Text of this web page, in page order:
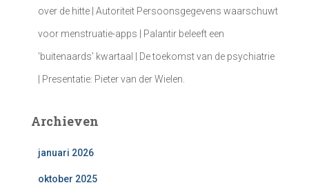
over de hitte | Autoriteit Persoonsgegevens waarschuwt
voor menstruatie-apps | Palantir beleeft een
'buitenaards' kwartaal | De toekomst van de psychiatrie
| Presentatie: Pieter van der Wielen.
Archieven
januari 2026
oktober 2025